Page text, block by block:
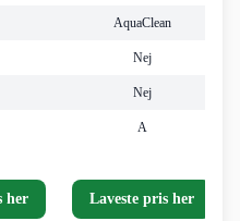
her
AquaClean
Nej
Nej
A
Laveste pris her